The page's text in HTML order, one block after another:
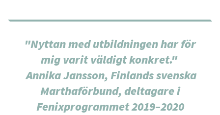
"Nyttan med utbildningen har för
mig varit väldigt konkret."
Annika Jansson, Finlands svenska
Marthaförbund, deltagare i
Fenixprogrammet 2019–2020